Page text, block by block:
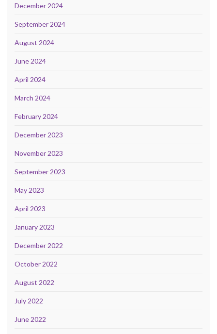
December 2024
September 2024
August 2024
June 2024
April 2024
March 2024
February 2024
December 2023
November 2023
September 2023
May 2023
April 2023
January 2023
December 2022
October 2022
August 2022
July 2022
June 2022